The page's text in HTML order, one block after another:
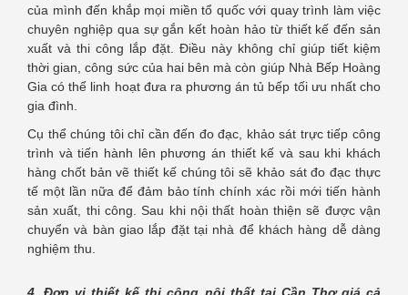
của mình đến khắp mọi miền tổ quốc với quay trình làm việc
chuyên nghiệp qua sự gắn kết hoàn hảo từ thiết kế đến sản
xuất và thi công lắp đặt. Điều này không chỉ giúp tiết kiệm
thời gian, công sức của hai bên mà còn giúp Nhà Bếp Hoàng
Gia có thể linh hoạt đưa ra phương án tủ bếp tối ưu nhất cho
gia đình.
Cụ thể chúng tôi chỉ cần đến đo đạc, khảo sát trực tiếp công
trình và tiến hành lên phương án thiết kế và sau khi khách
hàng chốt bản vẽ thiết kế chúng tôi sẽ khảo sát đo đạc thực
tế một lần nữa để đảm bảo tính chính xác rồi mới tiến hành
sản xuất, thi công. Sau khi nội thất hoàn thiện sẽ được vận
chuyển và bàn giao lắp đặt tại nhà để khách hàng dễ dàng
nghiệm thu.